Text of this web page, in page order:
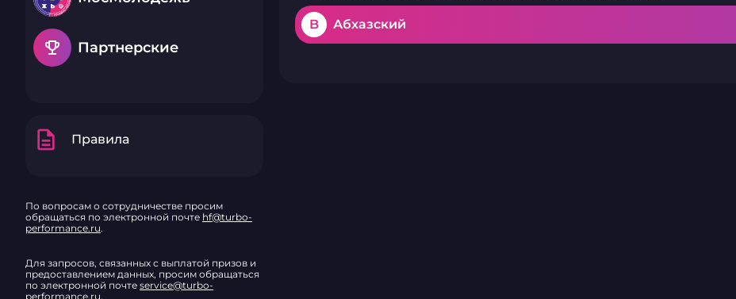
emoji_events Партнерские
description Правила
По вопросам о сотрудничестве просим
обращаться по электронной почте hf@turbo-
performance.ru.
Для запросов, связанных с выплатой призов и
предоставлением данных, просим обращаться
по электронной почте service@turbo-
performance.ru.
B Абхазский